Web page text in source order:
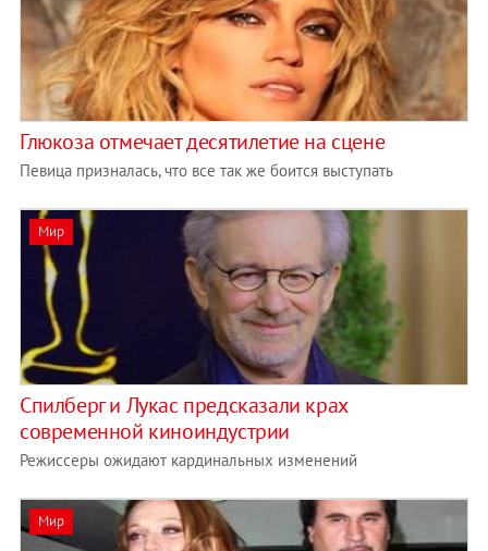
Глюкоза отмечает десятилетие на сцене
Певица призналась, что все так же боится выступать
Мир
Спилберг и Лукас предсказали крах
современной киноиндустрии
Режиссеры ожидают кардинальных изменений
Мир